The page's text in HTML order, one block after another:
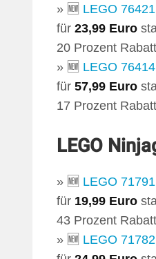
» 🆕 LEGO
für 23,99 Euro
20 Prozent Rabatt
» 🆕 LEGO
für 57,99 Euro
17 Prozent Rabatt
LEGO
» 🆕 LEGO
für 19,99 Euro
43 Prozent Rabatt
» 🆕 LEGO